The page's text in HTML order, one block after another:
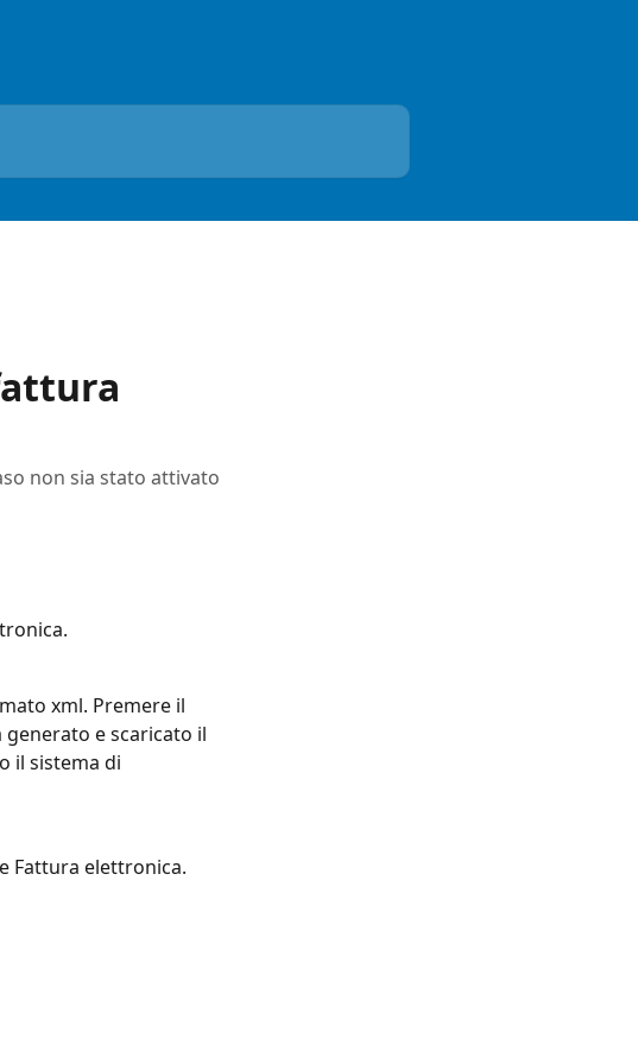
non sia stato attivato
xml. Premere il
e scaricato il
il sistema di
Fattura elettronica.